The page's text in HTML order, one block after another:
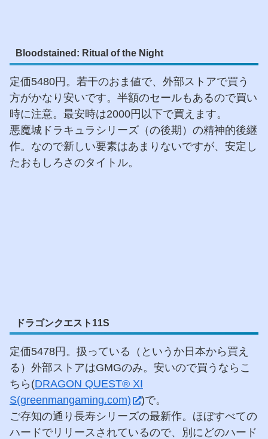
Bloodstained: Ritual of the Night
定価5480円。若干のおま値で、外部ストアで買う
方がかなり安いです。半額のセールもあるので買い
時に注意。最安時は2000円以下で買えます。
悪魔城ドラキュラシリーズ（の後期）の精神的後継
作。なので新しい要素はあまりないですが、安定し
たおもしろさのタイトル。
ドラゴンクエスト11S
定価5478円。扱っている（というか日本から買え
る）外部ストアはGMGのみ。安いので買うならこ
ちら(DRAGON QUEST® XI
S(greenmangaming.com)
)で。
ご存知の通り長寿シリーズの最新作。ほぼすべての
ハードでリリースされているので、別にどのハード